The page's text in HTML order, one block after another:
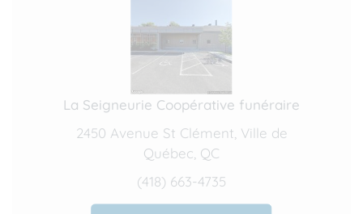
La Seigneurie Coopérative funéraire
2450 Avenue St Clément, Ville de
Québec, QC
(418) 663-4735